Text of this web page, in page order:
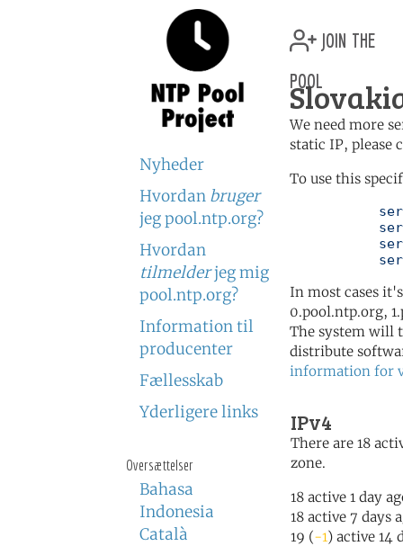
Nyheder
Hvordan bruger
jeg pool.ntp.org?
Hvordan
tilmelderjeg mig
pool.ntp.org?
Information til
producenter
Fællesskab
Yderligere links
Oversættelser
Bahasa
Indonesia
Català
join the
pool
We need more
static IP, please
To use this
In most cases
0.pool.ntp.org,
The system will
distribute
information for
IPv4
There are 18
zone.
18 active 1 day
18 active 7 days
19 (-1) active 14